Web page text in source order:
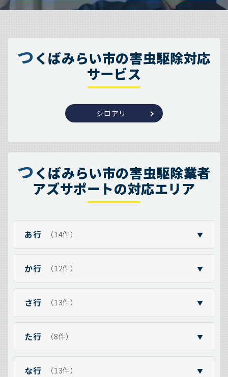
つくばみらい市の害虫駆除対応
サービス
シロアリ
つくばみらい市の害虫駆除業者
アズサポートの対応エリア
あ行 （14件） ▼
か行 （12件） ▼
さ行 （13件） ▼
た行 （8件） ▼
な行 （13件） ▼